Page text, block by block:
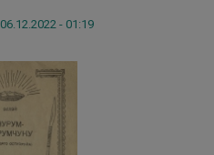
06.12.2022 - 01:19